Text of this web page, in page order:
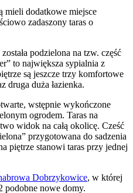
mieli dodatkowe miejsce
zadaszony taras o
podzielona na tzw. część
to największa sypialnia z
są jeszcze trzy komfortowe
druga duża łazienka.
wstępnie wykończone
ogrodem. Taras na
widok na całą okolicę. Cześć
przygotowana do sadzenia
piętrze stanowi taras przy jednej
Dobrzykowice, w której
podobne nowe domy.